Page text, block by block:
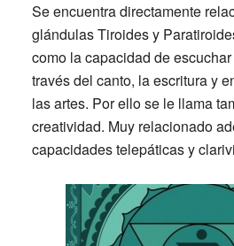
Se encuentra directamente
glándulas Tiroides y
como la capacidad de
través del canto, la escritura y
las artes. Por ello se le llama
creatividad. Muy relacionado
capacidades telepáticas y